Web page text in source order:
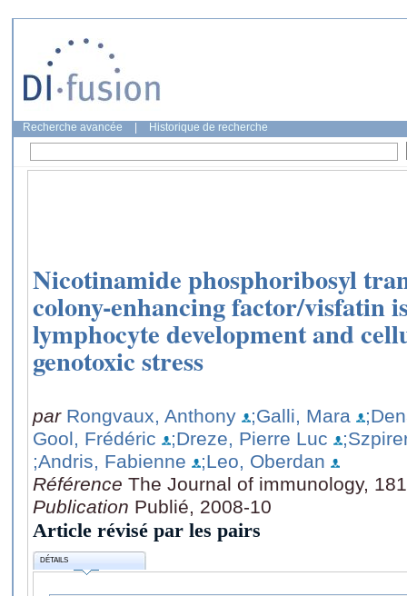
Recherche avancée Historique de recherche
Nicotinamide phosphoribosyl
colony-enhancing factor/visfatin
lymphocyte development and
genotoxic stress
par Rongvaux, Anthony ;Galli, Mara
Gool, Frédéric
;Dreze, Pierre Luc
;Andris, Fabienne
;Leo, Oberdan
Référence The Journal of immunology,
Publication Publié, 2008-10
Article révisé par les pairs
DÉTAILS